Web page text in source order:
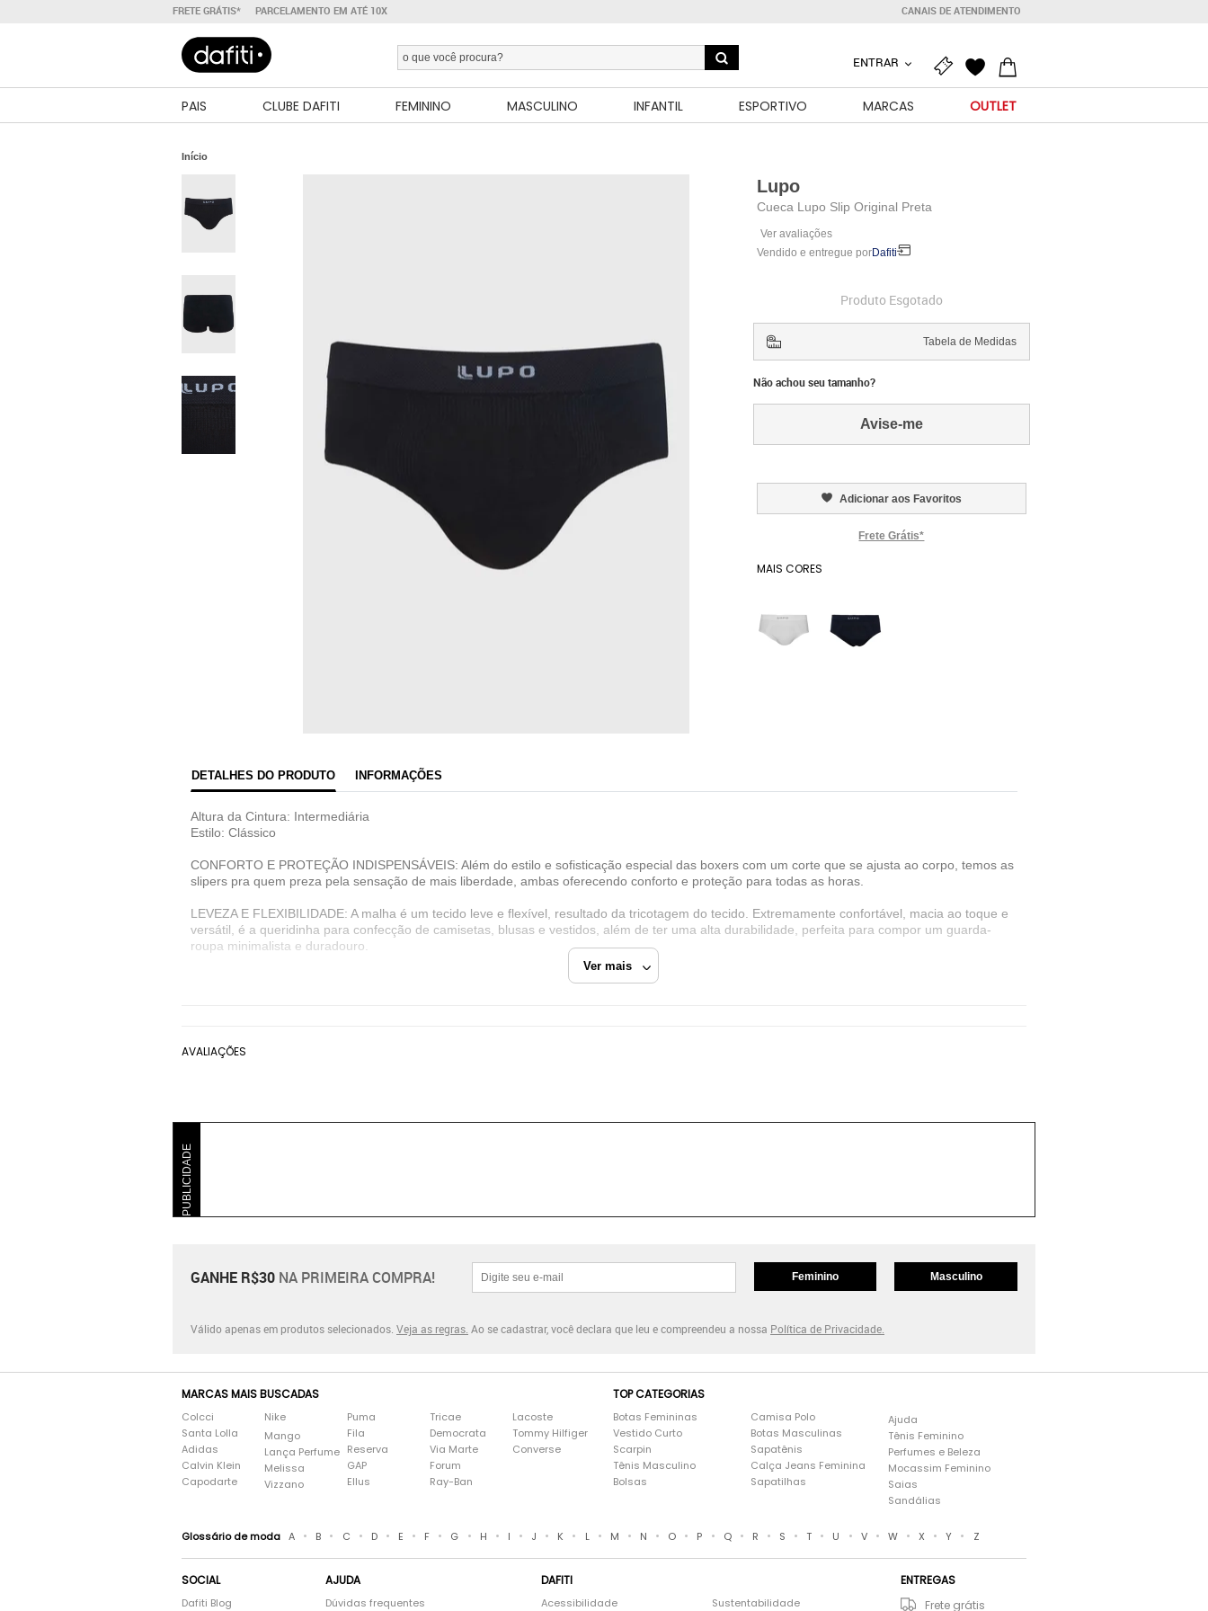
FRETE GRÁTIS* PARCELAMENTO EM ATÉ 10X CANAIS DE ATENDIMENTO
ENTRAR
PAIS CLUBE DAFITI FEMININO MASCULINO INFANTIL ESPORTIVO MARCAS OUTLET
Início
Fechar
Lupo
Cueca Lupo Slip Original Preta
Ver avaliações
Vendido e entregue porDafiti
Dafiti
11.200.418/0006-73
Estrada Municipal Luiz Lopes Neto, 617
Produto Esgotado
Tabela de Medidas
Não achou seu tamanho?
Avise-me
Adicionar aos Favoritos
Frete Grátis*
MAIS CORES
DETALHES DO PRODUTO INFORMAÇÕES
Ver mais
Altura da Cintura: Intermediária
Estilo: Clássico
CONFORTO E PROTEÇÃO INDISPENSÁVEIS: Além do estilo e sofisticação especial das boxers com um corte que se ajusta ao corpo, temos as
slipers pra quem preza pela sensação de mais liberdade, ambas oferecendo conforto e proteção para todas as horas.
LEVEZA E FLEXIBILIDADE: A malha é um tecido leve e flexível, resultado da tricotagem do tecido. Extremamente confortável, macia ao toque e
versátil, é a queridinha para confecção de camisetas, blusas e vestidos, além de ter uma alta durabilidade, perfeita para compor um guarda-
roupa minimalista e duradouro.
A Lupo é uma marca desenvolvida desde 1921, líder do mercado brasileiro de meias e uma grande fabricante de cuecas e de lingerie e blusas
Lupo Cueca Slip Lupo Preto Cueca Slip
AVALIAÇÕES
PUBLICIDADE
GANHE R$30 NA PRIMEIRA COMPRA! Feminino Masculino
Válido apenas em produtos selecionados. Veja as regras. Ao se cadastrar, você declara que leu e compreendeu a nossa Política de Privacidade.
MARCAS MAIS BUSCADAS
Colcci
Santa Lolla
Adidas
Calvin Klein
Capodarte
Nike
Mango
Lança Perfume
Melissa
Vizzano
Puma
Fila
Reserva
GAP
Ellus
Tricae
Democrata
Via Marte
Forum
Ray-Ban
Lacoste
Tommy Hilfiger
Converse
TOP CATEGORIAS
Botas Femininas
Vestido Curto
Scarpin
Tênis Masculino
Bolsas
Camisa Polo
Botas Masculinas
Sapatênis
Calça Jeans Feminina
Sapatilhas
Ajuda
Tênis Feminino
Perfumes e Beleza
Mocassim Feminino
Saias
Sandálias
Glossário de moda A • B • C • D • E • F • G • H • I • J • K • L • M • N • O • P • Q • R • S • T • U • V • W • X • Y • Z
SOCIAL
Dafiti Blog
AJUDA
Dúvidas frequentes
DAFITI
Acessibilidade Sustentabilidade
ENTREGAS
Frete grátis